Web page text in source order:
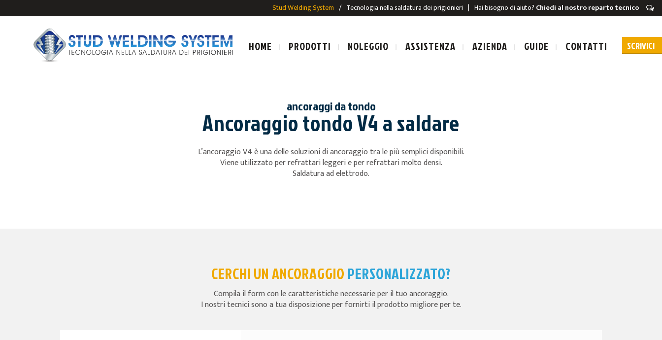
Stud Welding System / Tecnologia nella saldatura dei prigionieri | Hai bisogno di aiuto? Chiedi al nostro reparto tecnico
HOME PRODOTTI
IMPIANTI E PISTOLE SALDATURA AD ARCO
PRIGIONIERI PER SALDATURA AD ARCO
PRIGIONIERI PER SALDATURA A SCARICA
NOLEGGIO ASSISTENZA AZIENDA GUIDE CONTATTI
ancoraggi da tondo
Ancoraggio tondo V4 a saldare
L’ancoraggio V4 è una delle soluzioni di ancoraggio tra le più semplici disponibili.
Viene utilizzato per refrattari leggeri e per refrattari molto densi.
Saldatura ad elettrodo.
CERCHI UN ANCORAGGIO PERSONALIZZATO?
Compila il form con le caratteristiche necessarie per il tuo ancoraggio.
I nostri tecnici sono a tua disposizione per fornirti il prodotto migliore per te.